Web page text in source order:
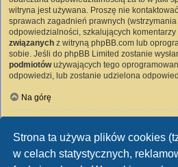
Strona ta używa plików cookies
w celach statystycznych,
witryna jest używana. Proszę nie
sprawach zagadnień prawnych
odpowiedzialności, szkalujących komentarzy
związanych z witryną phpBB.com lub
sobie. Jeśli do phpBB Limited zostanie
podmiotówużywających tego
odpowiedzi, lub zostanie udzielona
Na górę
Wszyscy użytkownicy witryny mogą używać
przez administratora witryny – formularza
witryny mogą także używać odnośnika